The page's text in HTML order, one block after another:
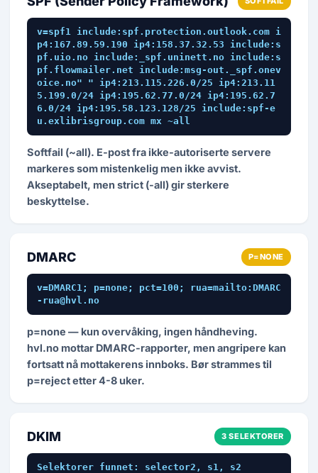
v=spf1 include:spf.protection.outlook.com i
p4:167.89.59.190 ip4:158.37.32.53 include:s
pf.uio.no include:_spf.uninett.no include:s
pf.flowmailer.net include:msg-out._spf.onev
oice.no" " ip4:213.115.226.0/25 ip4:213.11
5.199.0/24 ip4:195.62.77.0/24 ip4:195.62.7
6.0/24 ip4:195.58.123.128/25 include:spf-e
u.exlibrisgroup.com mx ~all
Softfail (~all). E-post fra ikke-autoriserte servere
markeres som mistenkelig men ikke avvist.
Akseptabelt, men strict (-all) gir sterkere
beskyttelse.
DMARC P=NONE
v=DMARC1; p=none; pct=100; rua=mailto:DMARC
-rua@hvl.no
p=none — kun overvåking, ingen håndheving.
hvl.no mottar DMARC-rapporter, men angripere kan
fortsatt nå mottakerens innboks. Bør strammes til
p=reject etter 4-8 uker.
DKIM 3 SELEKTORER
Selektorer funnet: selector2, s1, s2